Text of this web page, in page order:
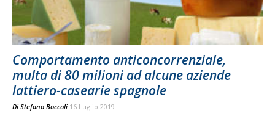
Comportamento anticoncorrenziale,
multa di 80 milioni ad alcune aziende
lattiero-casearie spagnole
Di Stefano Boccoli 16 Luglio 2019